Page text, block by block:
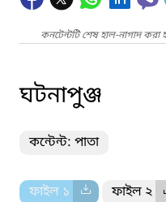
কনটেন্টটি শেষ হাল-নাগাদ
ঘটনাপুঞ্জ
কন্টেন্ট: পাতা
ফাইল ১ ফাইল ২